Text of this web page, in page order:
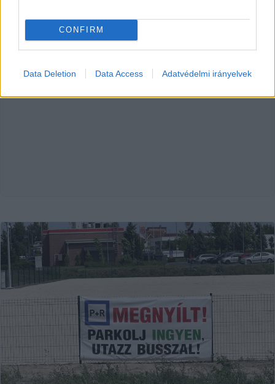
CONFIRM
Data Deletion Data Access Adatvédelmi irányelvek
Balla Szilárd